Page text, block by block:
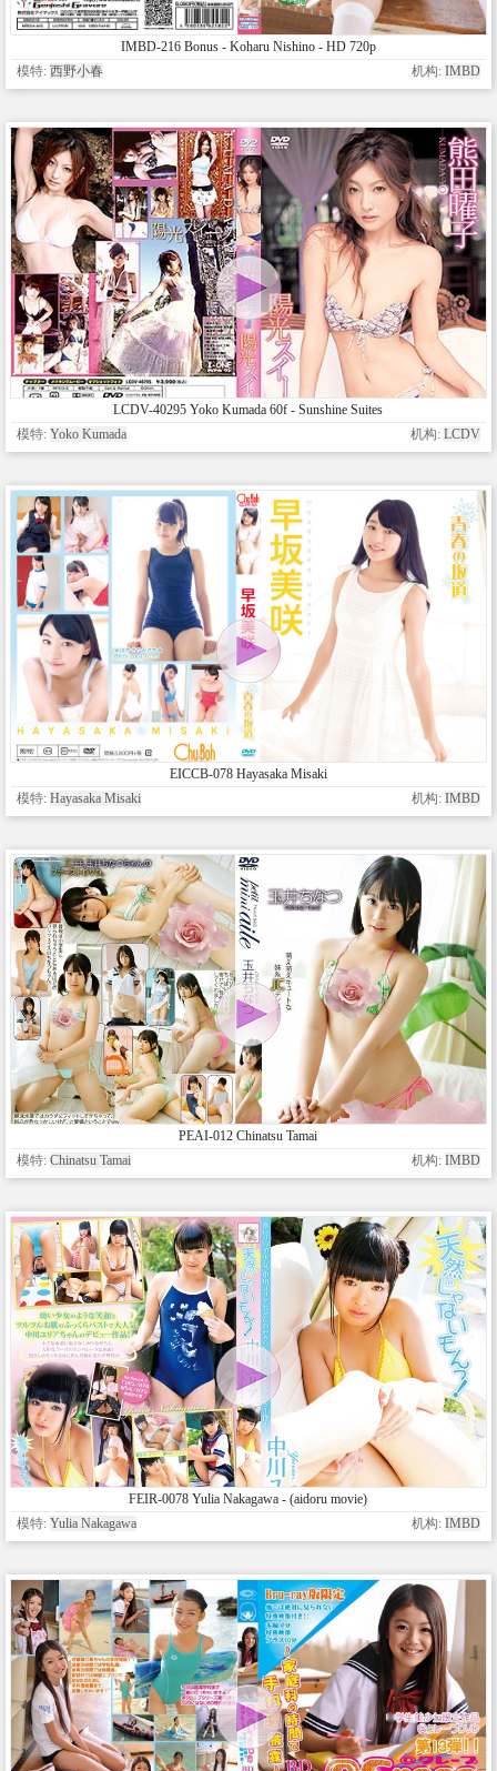
IMBD-216 Bonus - Koharu Nishino - HD 720p
模特: 西野小春 机构: IMBD
LCDV-40295 Yoko Kumada 60f - Sunshine Suites
模特: Yoko Kumada 机构: LCDV
EICCB-078 Hayasaka Misaki
模特: Hayasaka Misaki 机构: IMBD
PEAI-012 Chinatsu Tamai
模特: Chinatsu Tamai 机构: IMBD
FEIR-0078 Yulia Nakagawa - (aidoru movie)
模特: Yulia Nakagawa 机构: IMBD